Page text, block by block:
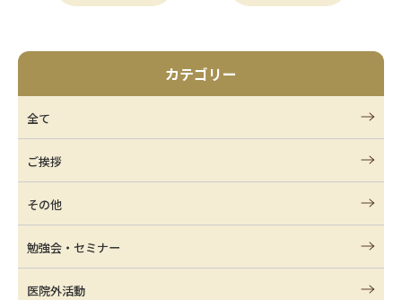
カテゴリー
全て
ご挨拶
その他
勉強会・セミナー
医院外活動